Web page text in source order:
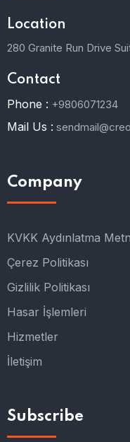
Location
280 Granite Run Drive
Contact
Phone : +9806071234
Mail Us :
Company
KVKK Aydınlatma
Çerez Politikası
Gizlilik Politikası
Hasar İşlemleri
Hizmetler
İletişim
Subscribe